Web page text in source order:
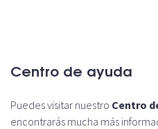
Centro de ayuda
Puedes visitar nuestro Centro
encontrarás mucha más